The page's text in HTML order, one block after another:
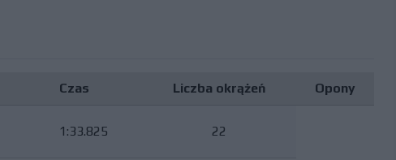
Czas Liczba okrążeń Opony
1:33.825 22